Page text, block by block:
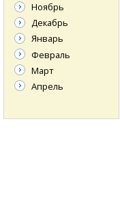
Ноябрь
Декабрь
Январь
Февраль
Март
Апрель